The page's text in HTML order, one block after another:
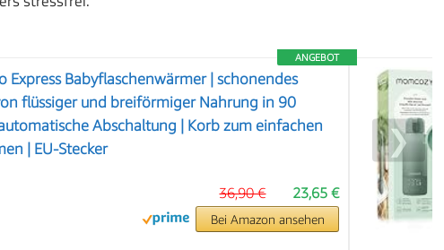
ANGEBOT
Express Babyflaschenwärmer | schonendes
flüssiger und breiförmiger Nahrung in 90
Abschaltung | Korb zum einfachen
| EU-Stecker
23,65 €
36,90 €
Bei Amazon ansehen
❯